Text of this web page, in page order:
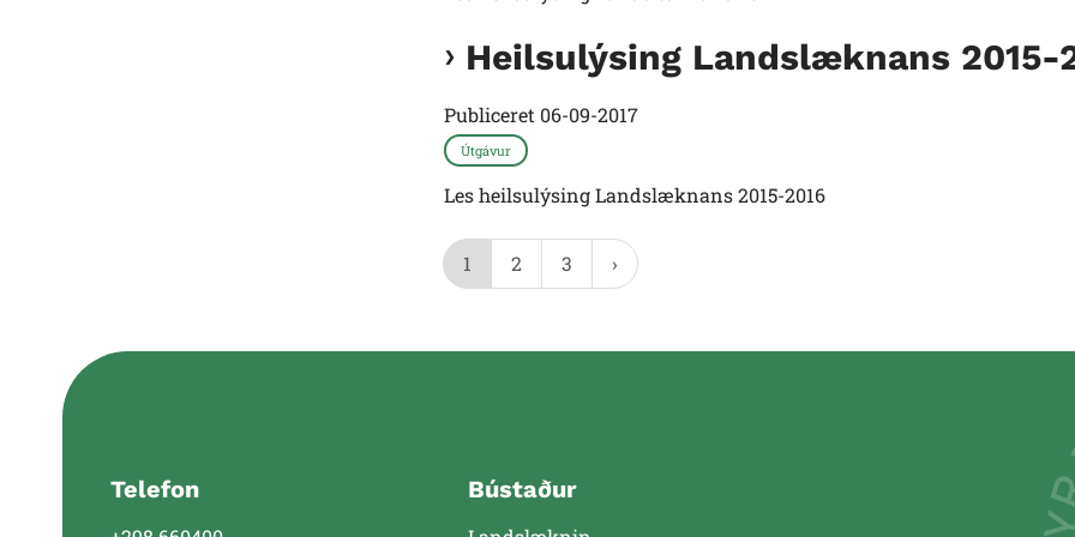
Heilsulýsing Landslæknans 2015-
Publiceret 06-09-2017
Útgávur
Les heilsulýsing Landslæknans 2015-2016
1 2 3
Telefon Bústaður